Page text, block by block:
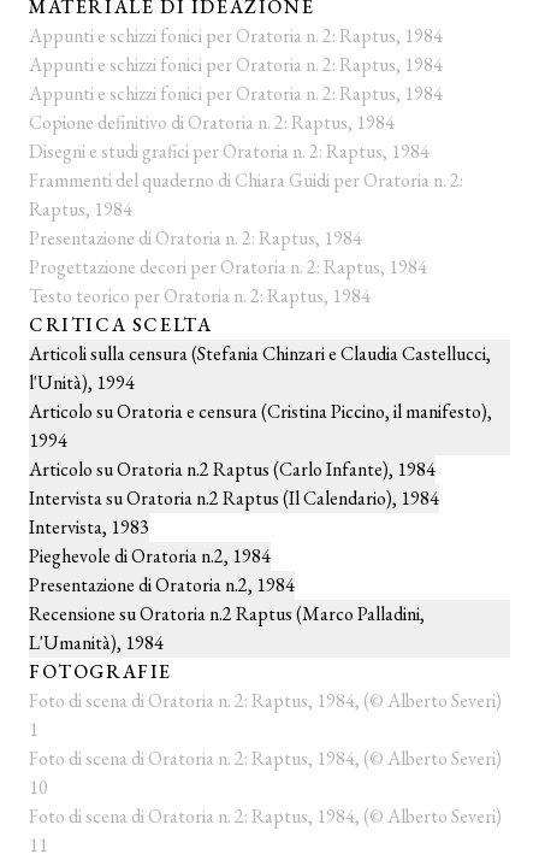
MATERIALE DI IDEAZIONE
Appunti e schizzi fonici per Oratoria n. 2: Raptus, 1984
Appunti e schizzi fonici per Oratoria n. 2: Raptus, 1984
Appunti e schizzi fonici per Oratoria n. 2: Raptus, 1984
Copione definitivo di Oratoria n. 2: Raptus, 1984
Disegni e studi grafici per Oratoria n. 2: Raptus, 1984
Frammenti del quaderno di Chiara Guidi per Oratoria n. 2:
Raptus, 1984
Presentazione di Oratoria n. 2: Raptus, 1984
Progettazione decori per Oratoria n. 2: Raptus, 1984
Testo teorico per Oratoria n. 2: Raptus, 1984
CRITICA SCELTA
Articoli sulla censura (Stefania Chinzari e Claudia Castellucci,
l'Unità), 1994
Articolo su Oratoria e censura (Cristina Piccino, il manifesto),
1994
Articolo su Oratoria n.2 Raptus (Carlo Infante), 1984
Intervista su Oratoria n.2 Raptus (Il Calendario), 1984
Intervista, 1983
Pieghevole di Oratoria n.2, 1984
Presentazione di Oratoria n.2, 1984
Recensione su Oratoria n.2 Raptus (Marco Palladini,
L'Umanità), 1984
FOTOGRAFIE
Foto di scena di Oratoria n. 2: Raptus, 1984, (© Alberto Severi)
1
Foto di scena di Oratoria n. 2: Raptus, 1984, (© Alberto Severi)
10
Foto di scena di Oratoria n. 2: Raptus, 1984, (© Alberto Severi)
11